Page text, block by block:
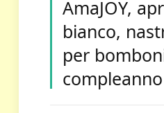
AmaJOY,
bianco,
per
compleanno